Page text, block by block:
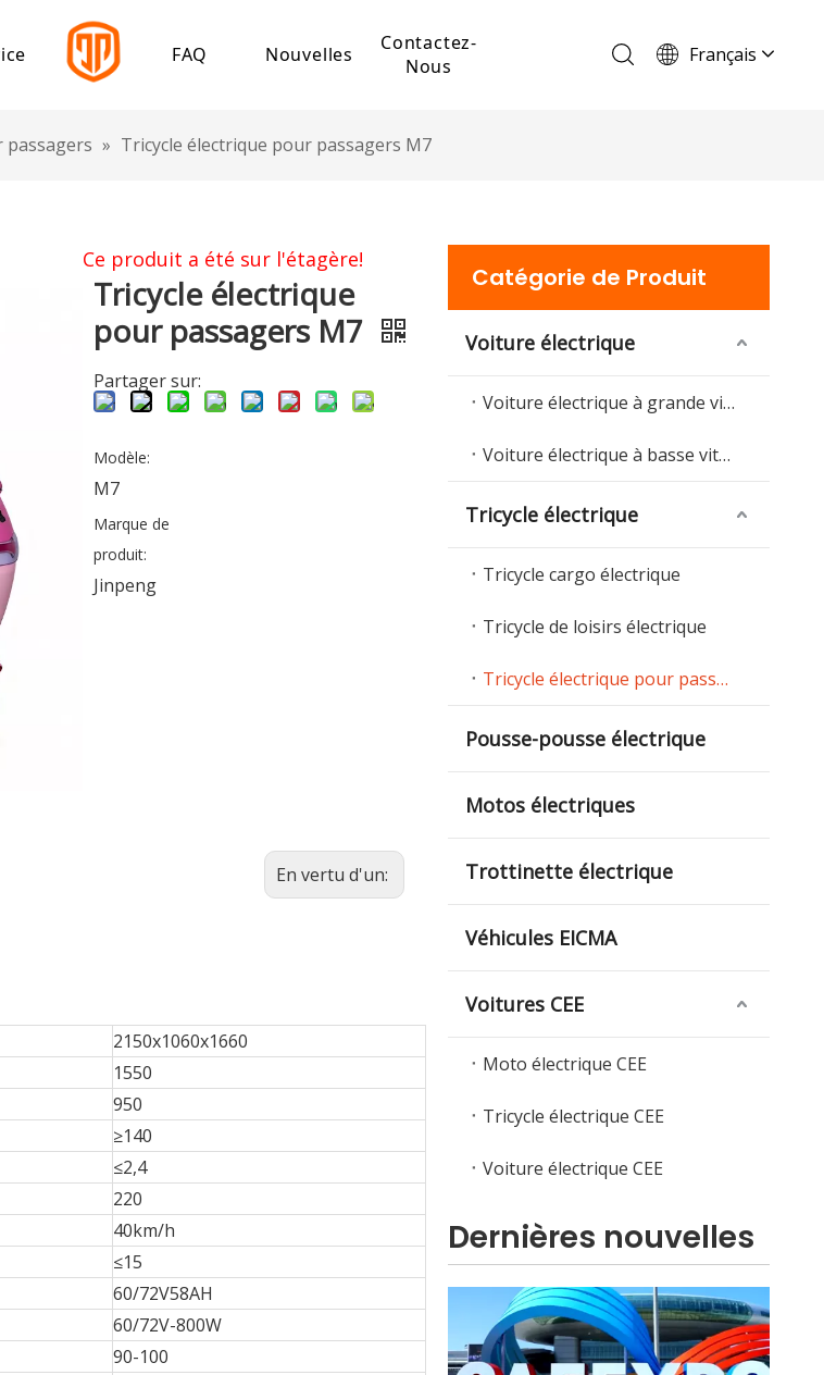
FAQ Nouvelles
Contactez-
Nous
Français
passagers » Tricycle électrique pour passagers M7
Ce produit a été sur l'étagère!
Tricycle électrique
pour passagers M7
Partager sur:
Modèle:
M7
Marque de
produit:
Jinpeng
En vertu d'un:
2150x1060x1660
1550
950
≥140
≤2,4
220
40km/h
≤15
60/72V58AH
60/72V-800W
90-100
Catégorie de Produit
Voiture électrique
Voiture électrique à grande vitesse
Voiture électrique à basse vitesse
Tricycle électrique
Tricycle cargo électrique
Tricycle de loisirs électrique
Tricycle électrique pour passagers
Pousse-pousse électrique
Motos électriques
Trottinette électrique
Véhicules EICMA
Voitures CEE
Moto électrique CEE
Tricycle électrique CEE
Voiture électrique CEE
Dernières nouvelles